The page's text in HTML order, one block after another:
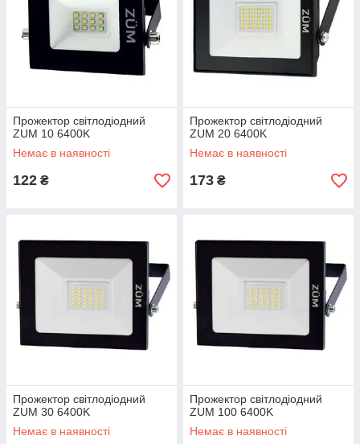
Прожектор світлодіодний
ZUM 10 6400K
Немає в наявності
122 ₴
Прожектор світлодіодний
ZUM 20 6400K
Немає в наявності
173 ₴
Прожектор світлодіодний
ZUM 30 6400K
Немає в наявності
Прожектор світлодіодний
ZUM 100 6400K
Немає в наявності